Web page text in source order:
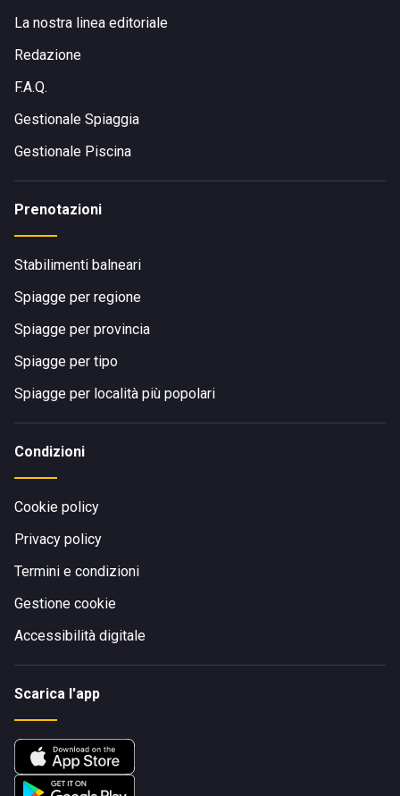
La nostra linea editoriale
Redazione
F.A.Q.
Gestionale Spiaggia
Gestionale Piscina
Prenotazioni
Stabilimenti balneari
Spiagge per regione
Spiagge per provincia
Spiagge per tipo
Spiagge per località più popolari
Condizioni
Cookie policy
Privacy policy
Termini e condizioni
Gestione cookie
Accessibilità digitale
Scarica l'app